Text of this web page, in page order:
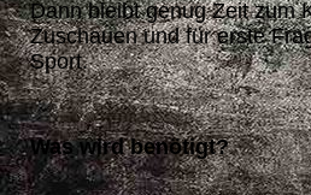
Dann bleibt genug Zeit zum
Zuschauen und für erste
Sport.
Was wird benötigt?